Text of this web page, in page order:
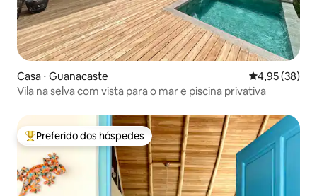
Casa ⋅ Guanacaste 4,95 de uma
4,95 (38)
Vila na selva com vista para o mar e piscina privativa
Entre os melhores preferidos dos hóspedes
Preferido dos hóspedes